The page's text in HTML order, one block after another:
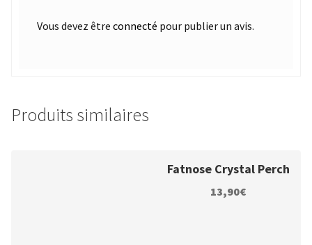
Vous devez être connecté pour publier un avis.
Produits similaires
Fatnose Crystal Perch
13,90€